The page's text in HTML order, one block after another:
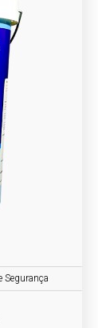
Segurança